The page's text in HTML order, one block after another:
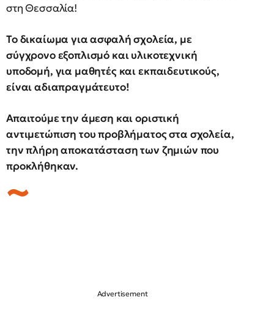
στη Θεσσαλία!
Το δικαίωμα για ασφαλή σχολεία, με
σύγχρονο εξοπλισμό και υλικοτεχνική
υποδομή, για μαθητές και εκπαιδευτικούς,
είναι αδιαπραγμάτευτο!
Απαιτούμε την άμεση και οριστική
αντιμετώπιση του προβλήματος στα σχολεία,
την πλήρη αποκατάσταση των ζημιών που
προκλήθηκαν.